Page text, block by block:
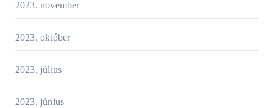
2023. november
2023. október
2023. július
2023. június